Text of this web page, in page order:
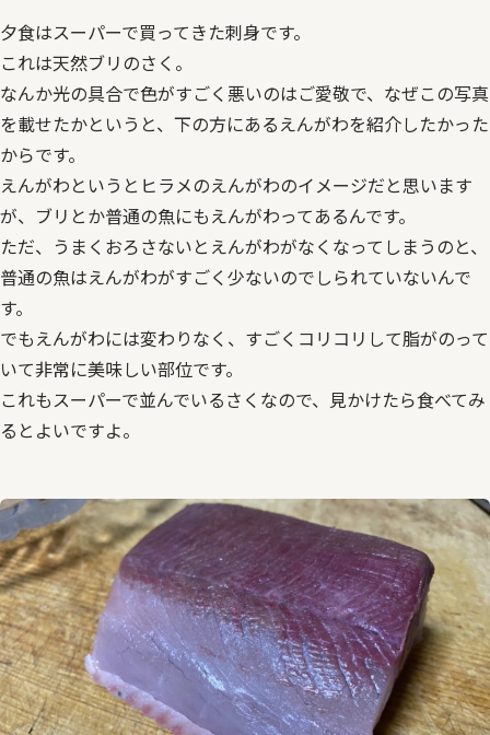
夕食はスーパーで買ってきた刺身です。
これは天然ブリのさく。
なんか光の具合で色がすごく悪いのはご愛敬で、なぜこの写真
を載せたかというと、下の方にあるえんがわを紹介したかった
からです。
えんがわというとヒラメのえんがわのイメージだと思います
が、ブリとか普通の魚にもえんがわってあるんです。
ただ、うまくおろさないとえんがわがなくなってしまうのと、
普通の魚はえんがわがすごく少ないのでしられていないんで
す。
でもえんがわには変わりなく、すごくコリコリして脂がのって
いて非常に美味しい部位です。
これもスーパーで並んでいるさくなので、見かけたら食べてみ
るとよいですよ。